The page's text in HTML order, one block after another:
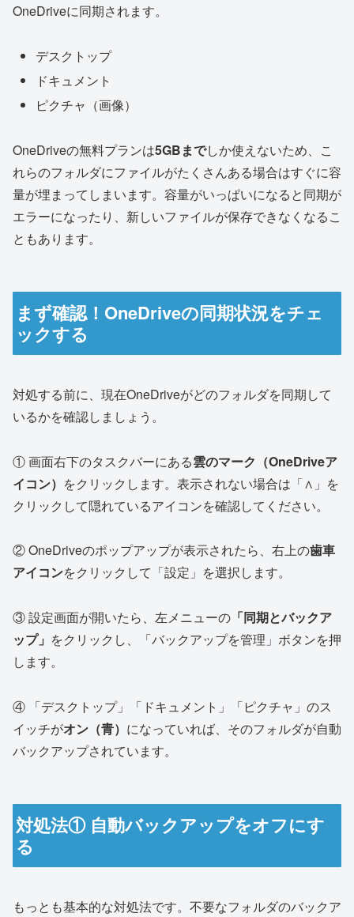
OneDriveに同期されます。
デスクトップ
ドキュメント
ピクチャ（画像）
OneDriveの無料プランは5GBまでしか使えないため、こ
れらのフォルダにファイルがたくさんある場合はすぐに容
量が埋まってしまいます。容量がいっぱいになると同期が
エラーになったり、新しいファイルが保存できなくなるこ
ともあります。
まず確認！OneDriveの同期状況をチェ
ックする
対処する前に、現在OneDriveがどのフォルダを同期して
いるかを確認しましょう。
① 画面右下のタスクバーにある雲のマーク（OneDriveア
イコン） をクリックします。表示されない場合は「∧」を
クリックして隠れているアイコンを確認してください。
② OneDriveのポップアップが表示されたら、右上の歯車
アイコンをクリックして「設定」を選択します。
③ 設定画面が開いたら、左メニューの 「同期とバックア
ップ」 をクリックし、「バックアップを管理」ボタンを押
します。
④ 「デスクトップ」「ドキュメント」「ピクチャ」のス
イッチがオン（青） になっていれば、そのフォルダが自動
バックアップされています。
対処法① 自動バックアップをオフにす
る
もっとも基本的な対処法です。不要なフォルダのバックア